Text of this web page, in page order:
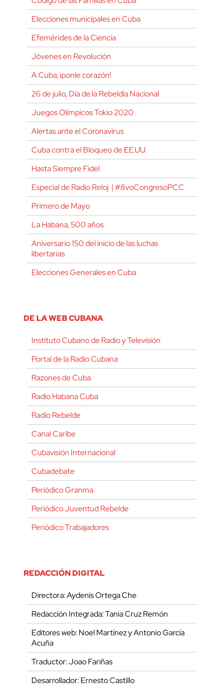
Elecciones municipales en Cuba
Efemérides de la Ciencia
Jóvenes en Revolución
A Cuba, ¡ponle corazón!
26 de julio, Día de la Rebeldía Nacional
Juegos Olímpicos Tokio 2020
Alertas ante el Coronavirus
Cuba contra el Bloqueo de EE.UU.
Hasta Siempre Fidel
Especial de Radio Reloj | #8voCongresoPCC
Primero de Mayo
La Habana, 500 años
Aniversario 150 del inicio de las luchas
libertarias
Elecciones Generales en Cuba
DE LA WEB CUBANA
Instituto Cubano de Radio y Televisión
Portal de la Radio Cubana
Razones de Cuba
Radio Habana Cuba
Radio Rebelde
Canal Caribe
Cubavisión Internacional
Cubadebate
Periódico Granma
Periódico Juventud Rebelde
Periódico Trabajadores
REDACCIÓN DIGITAL
Directora: Aydenis Ortega Che
Redacción Integrada: Tania Cruz Remón
Editores web: Noel Martínez y Antonio García
Acuña
Traductor: Joao Fariñas
Desarrollador: Ernesto Castillo